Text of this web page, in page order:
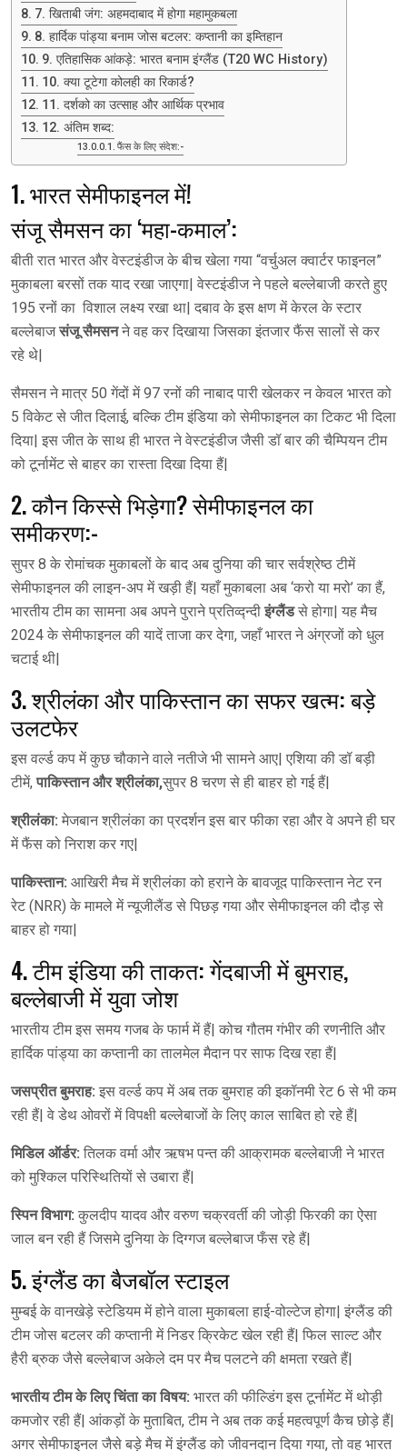
7. खिताबी जंग: अहमदाबाद में होगा महामुकबला
8. हार्दिक पांड्या बनाम जोस बटलर: कप्तानी का इम्तिहान
9. एतिहासिक आंकड़े: भारत बनाम इंग्लैंड (T20 WC History)
10. क्या टूटेगा कोलही का रिकार्ड?
11. दर्शको का उत्साह और आर्थिक प्रभाव
12. अंतिम शब्द:
फैंस के लिए संदेश:-
1. भारत सेमीफाइनल में!
संजू सैमसन का ‘महा-कमाल’:
बीती रात भारत और वेस्टइंडीज के बीच खेला गया “वर्चुअल क्वार्टर फाइनल”
मुकाबला बरसों तक याद रखा जाएगा| वेस्टइंडीज ने पहले बल्लेबाजी करते हुए
195 रनों का विशाल लक्ष्य रखा था| दबाव के इस क्षण में केरल के स्टार
बल्लेबाजसंजू सैमसनने वह कर दिखाया जिसका इंतजार फैंस सालों से कर
रहे थे|
सैमसन ने मात्र 50 गेंदों में 97 रनों की नाबाद पारी खेलकर न केवल भारत को
5 विकेट से जीत दिलाई, बल्कि टीम इंडिया को सेमीफाइनल का टिकट भी दिला
दिया| इस जीत के साथ ही भारत ने वेस्टइंडीज जैसी डॉ बार की चैम्पियन टीम
को टूर्नामेंट से बाहर का रास्ता दिखा दिया हैं|
2. कौन किस्से भिड़ेगा? सेमीफाइनल का
समीकरण:-
सुपर 8 के रोमांचक मुकाबलों के बाद अब दुनिया की चार सर्वश्रेष्ठ टीमें
सेमीफाइनल की लाइन-अप में खड़ी हैं| यहाँ मुकाबला अब ‘करो या मरो’ का हैं,
भारतीय टीम का सामना अब अपने पुराने प्रतिव्द्न्दीइंग्लैंडसे होगा| यह मैच
2024 के सेमीफाइनल की यादें ताजा कर देगा, जहाँ भारत ने अंग्रजों को धुल
चटाई थी|
3. श्रीलंका और पाकिस्तान का सफर खत्म: बड़े
उलटफेर
इस वर्ल्ड कप में कुछ चौकाने वाले नतीजे भी सामने आए| एशिया की डॉ बड़ी
टीमें,पाकिस्तान और श्रीलंका,सुपर 8 चरण से ही बाहर हो गई हैं|
श्रीलंका: मेजबान श्रीलंका का प्रदर्शन इस बार फीका रहा और वे अपने ही घर
में फैंस को निराश कर गए|
पाकिस्तान: आखिरी मैच में श्रीलंका को हराने के बावजूद पाकिस्तान नेट रन
रेट (NRR) के मामले में न्यूजीलैंड से पिछड़ गया और सेमीफाइनल की दौड़ से
बाहर हो गया|
4. टीम इंडिया की ताकत: गेंदबाजी में बुमराह,
बल्लेबाजी में युवा जोश
भारतीय टीम इस समय गजब के फार्म में हैं| कोच गौतम गंभीर की रणनीति और
हार्दिक पांड्या का कप्तानी का तालमेल मैदान पर साफ दिख रहा हैं|
जसप्रीत बुमराह: इस वर्ल्ड कप में अब तक बुमराह की इकॉनमी रेट 6 से भी कम
रही हैं| वे डेथ ओवरों में विपक्षी बल्लेबाजों के लिए काल साबित हो रहे हैं|
मिडिल ऑर्डर: तिलक वर्मा और ऋषभ पन्त की आक्रामक बल्लेबाजी ने भारत
को मुश्किल परिस्थितियों से उबारा हैं|
स्पिन विभाग: कुलदीप यादव और वरुण चक्रवर्ती की जोड़ी फिरकी का ऐसा
जाल बन रही हैं जिसमे दुनिया के दिग्गज बल्लेबाज फँस रहे हैं|
5. इंग्लैंड का बैजबॉल स्टाइल
मुम्बई के वानखेड़े स्टेडियम में होने वाला मुकाबला हाई-वोल्टेज होगा| इंग्लैंड की
टीम जोस बटलर की कप्तानी में निडर क्रिकेट खेल रही हैं| फिल साल्ट और
हैरी ब्रुक जैसे बल्लेबाज अकेले दम पर मैच पलटने की क्षमता रखते हैं|
भारतीय टीम के लिए चिंता का विषय: भारत की फील्डिंग इस टूर्नामेंट में थोड़ी
कमजोर रही हैं| आंकड़ों के मुताबित, टीम ने अब तक कई महत्वपूर्ण कैच छोड़े हैं|
अगर सेमीफाइनल जैसे बड़े मैच में इंग्लैंड को जीवनदान दिया गया, तो वह भारत